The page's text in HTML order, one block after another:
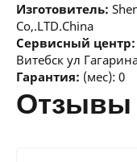
Изготовитель:
Co,.LTD.China
Сервисный центр:
Витебск ул
Гарантия: (мес): 0